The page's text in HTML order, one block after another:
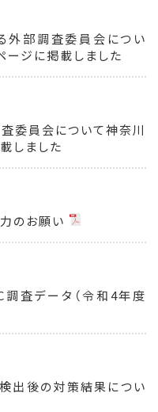
外部調査委員会につい
ージに掲載しました
委員会について神奈川
しました
のお願い
査データ（令和4年度
出後の対策結果につい